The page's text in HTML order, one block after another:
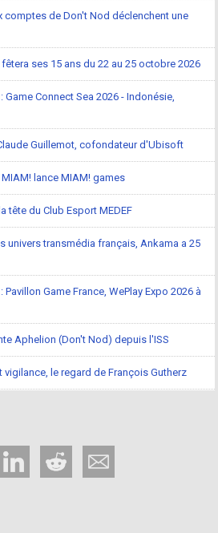
comptes de Don't Nod déclenchent une
ses 15 ans du 22 au 25 octobre 2026
Connect Sea 2026 - Indonésie,
Guillemot, cofondateur d'Ubisoft
lance MIAM! games
tête du Club Esport MEDEF
univers transmédia français, Ankama a 25
Game France, WePlay Expo 2026 à
Aphelion (Don't Nod) depuis l'ISS
vigilance, le regard de François Gutherz